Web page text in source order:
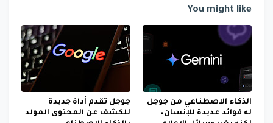
You might like
الذكاء الاصطناعي من جوجل
له فوائد عديدة للإنسان،
جوجل تقدم أداة جديدة
للكشف عن المحتوى المولد